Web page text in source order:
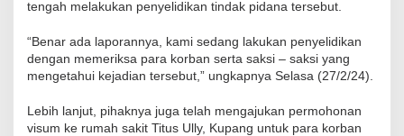
tengah melakukan penyelidikan tindak pidana tersebut.
“Benar ada laporannya, kami sedang lakukan penyelidikan
dengan memeriksa para korban serta saksi – saksi yang
mengetahui kejadian tersebut,” ungkapnya Selasa (27/2/24).
Lebih lanjut, pihaknya juga telah mengajukan permohonan
visum ke rumah sakit Titus Ully, Kupang untuk para korban